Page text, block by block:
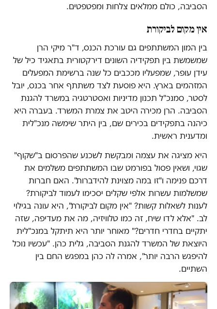
הסביבה, כולם ממלאים צלחות ומפטפטים.
אין מקום לביקורת
בין המון המשתתפים גם עורכת הכנס, ד"ר מיקי הרן
שמשמשת בין תפקידיה השונים דירקטורית בתאגיד כיל של
עידן עופר, שמפעליו מככבים כל שנה ברשימת המפעלים
המזהמים בארץ. היא פוסעת לצד משתתף אחר בכנס, יובל
לסטר, סמנכ"ל תכנון מדיניות ואסטרטגיה במשרד להגנת
הסביבה. הרן מכירה היטב את צמרת המשרד. בעברה היא
כיהנה בתפקידים בכירים שם, בין היתר שימשה מנכ"לית
ומדענית ראשית.
היא מציגה את עצמה ומבקשת לשכנע שהפרסום ב"שקוף"
שגוי, ושאין פסול בפורמט שבו המשתתפים משלמים את
דרכם פנימה ו"זו במה מצוינת להידברות". האם חברות
שמשלמות עשרות אלפי שקלים יסכימו לעמוד לביקורת?
לענות לשאלות קשות? "אין מקום לביקורת", היא עונה בגילוי
לב. "אלא לדו שיח, זה כמו טלוויזיה, מה את מעדיפה, שזה
יתקיים בחדרי חדרים?" מאוחר יותר היא תיתקל במנכ"לית
היוצאת של המשרד להגנת הסביבה, גלית כהן. "עכשיו נוכל
להיפגש הרבה יותר", אמרה לה כהן במפגש החם בין
השתיים.